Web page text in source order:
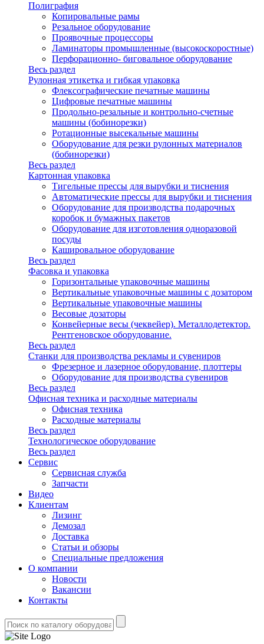
Полиграфия
Копировальные рамы
Резальное оборудование
Проявочные процессоры
Ламинаторы промышленные (высокоскоростные)
Перфорационно- биговальное оборудование
Весь раздел
Рулонная этикетка и гибкая упаковка
Флексографические печатные машины
Цифровые печатные машины
Продольно-резальные и контрольно-счетные
машины (бобинорезки)
Ротационные высекальные машины
Оборудование для резки рулонных материалов
(бобинорезки)
Весь раздел
Картонная упаковка
Тигельные прессы для вырубки и тиснения
Автоматические прессы для вырубки и тиснения
Оборудование для производства подарочных
коробок и бумажных пакетов
Оборудование для изготовления одноразовой
посуды
Кашировальное оборудование
Весь раздел
Фасовка и упаковка
Горизонтальные упаковочные машины
Вертикальные упаковочные машины с дозатором
Вертикальные упаковочные машины
Весовые дозаторы
Конвейерные весы (чеквейер). Металлодетектор.
Рентгеновское оборудование.
Весь раздел
Станки для производства рекламы и сувениров
Фрезерное и лазерное оборудование, плоттеры
Оборудование для производства сувениров
Весь раздел
Офисная техника и расходные материалы
Офисная техника
Расходные материалы
Весь раздел
Технологическое оборудование
Весь раздел
Сервис
Сервисная служба
Запчасти
Видео
Клиентам
Лизинг
Демозал
Доставка
Статьи и обзоры
Специальные предложения
О компании
Новости
Вакансии
Контакты